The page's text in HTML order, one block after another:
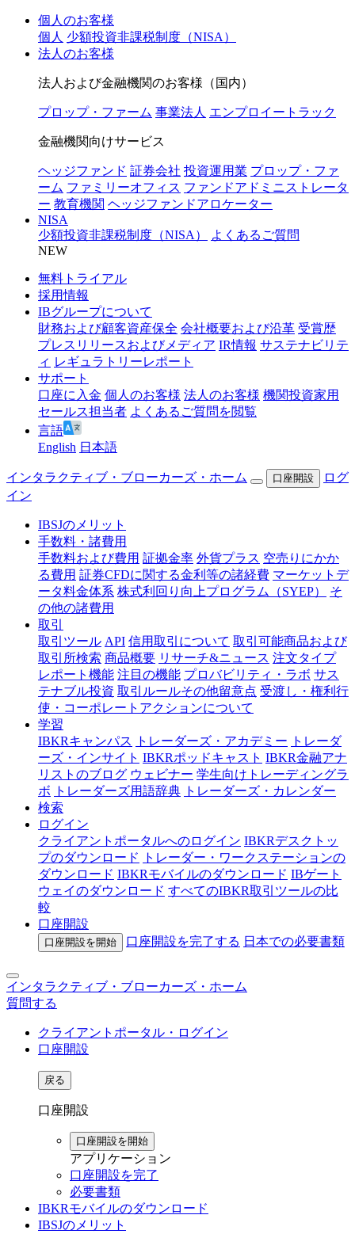
個人のお客様
個人 少額投資非課税制度（NISA）
法人のお客様
法人および金融機関のお客様（国内）
プロップ・ファーム 事業法人 エンプロイートラック
金融機関向けサービス
ヘッジファンド 証券会社 投資運用業 プロップ・ファ
ーム ファミリーオフィス ファンドアドミニストレータ
ー 教育機関 ヘッジファンドアロケーター
NISA
少額投資非課税制度（NISA）
よくあるご質問
NEW
無料トライアル
採用情報
IBグループについて
財務および顧客資産保全 会社概要および沿革 受賞歴
プレスリリースおよびメディア IR情報 サステナビリテ
ィ レギュラトリーレポート
サポート
口座に入金 個人のお客様 法人のお客様 機関投資家用
セールス担当者 よくあるご質問を閲覧
言語
English 日本語
インタラクティブ・ブローカーズ・ホーム 口座開設
ログ
イン
IBSJのメリット
手数料・諸費用
手数料および費用 証拠金率 外貨プラス 空売りにかか
る費用 証券CFDに関する金利等の諸経費 マーケットデ
ータ料金体系 株式利回り向上プログラム（SYEP）
そ
の他の諸費用
取引
取引ツール API 信用取引について 取引可能商品および
取引所検索 商品概要 リサーチ&ニュース 注文タイプ
レポート機能 注目の機能 プロバビリティ・ラボ サス
テナブル投資 取引ルールその他留意点 受渡し・権利行
使・コーポレートアクションについて
学習
IBKRキャンパス
トレーダーズ・アカデミー
トレーダ
ーズ・インサイト IBKRポッドキャスト IBKR金融アナ
リストのブログ ウェビナー 学生向けトレーディングラ
ボ
トレーダーズ用語辞典 トレーダーズ・カレンダー
検索
ログイン
クライアントポータルへのログイン IBKRデスクトッ
プのダウンロード
トレーダー・ワークステーションの
ダウンロード IBKRモバイルのダウンロード IBゲート
ウェイのダウンロード すべてのIBKR取引ツールの比
較
口座開設
口座開設を開始 口座開設を完了する 日本での必要書類
インタラクティブ・ブローカーズ・ホーム
質問する
クライアントポータル・ログイン
口座開設
戻る
口座開設
口座開設を開始
アプリケーション
口座開設を完了
必要書類
IBKRモバイルのダウンロード
IBSJのメリット